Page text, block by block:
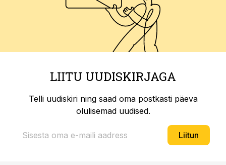
LIITU UUDISKIRJAGA
Telli uudiskiri ning saad oma postkasti päeva
olulisemad uudised.
Liitun